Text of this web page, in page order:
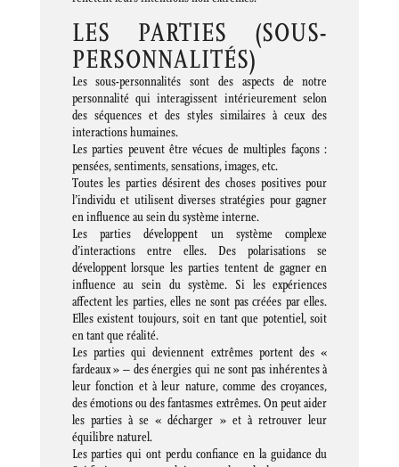
LES PARTIES (SOUS-
PERSONNALITÉS)
Les sous-personnalités sont des aspects de notre
personnalité qui interagissent intérieurement selon
des séquences et des styles similaires à ceux des
interactions humaines.
Les parties peuvent être vécues de multiples façons :
pensées, sentiments, sensations, images, etc.
Toutes les parties désirent des choses positives pour
l’individu et utilisent diverses stratégies pour gagner
en influence au sein du système interne.
Les parties développent un système complexe
d’interactions entre elles. Des polarisations se
développent lorsque les parties tentent de gagner en
influence au sein du système. Si les expériences
affectent les parties, elles ne sont pas créées par elles.
Elles existent toujours, soit en tant que potentiel, soit
en tant que réalité.
Les parties qui deviennent extrêmes portent des «
fardeaux » – des énergies qui ne sont pas inhérentes à
leur fonction et à leur nature, comme des croyances,
des émotions ou des fantasmes extrêmes. On peut aider
les parties à se « décharger » et à retrouver leur
équilibre naturel.
Les parties qui ont perdu confiance en la guidance du